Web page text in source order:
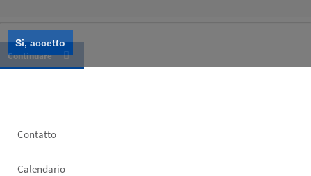
Si, accetto
Footer
Contatto
Calendario